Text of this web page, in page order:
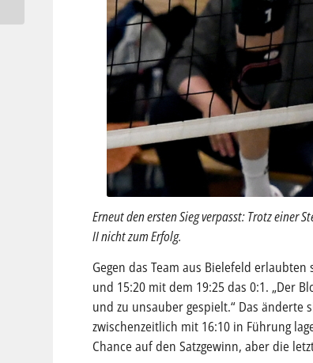
Erneut den ersten Sieg verpasst: Trotz einer
II nicht zum Erfolg.
Gegen das Team aus Bielefeld
und 15:20 mit dem 19:25 das 0:1. „Der
und zu unsauber gespielt.“ Das änderte
zwischenzeitlich mit 16:10 in Führung
Chance auf den Satzgewinn, aber die